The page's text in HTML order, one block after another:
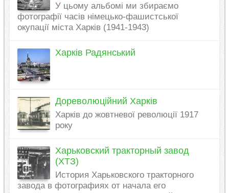
У цьому альбомі ми збираємо
фотографії часів німецько-фашистської
окупації міста Харків (1941-1943)
Харків Радянський
Дореволюційний Харків
Харків до жовтневої революції 1917
року
Харьковский тракторный завод
(ХТЗ)
История Харьковского тракторного
завода в фотографиях от начала его